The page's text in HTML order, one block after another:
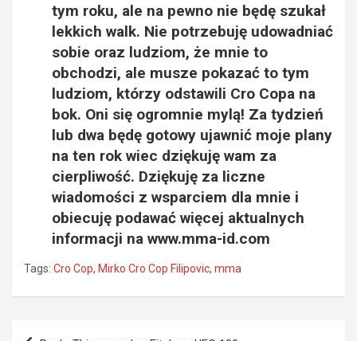
tym roku, ale na pewno nie będę szukał
lekkich walk. Nie potrzebuję udowadniać
sobie oraz ludziom, że mnie to
obchodzi, ale musze pokazać to tym
ludziom, którzy odstawili Cro Copa na
bok. Oni się ogromnie mylą! Za tydzień
lub dwa będę gotowy ujawnić moje plany
na ten rok wiec dziękuję wam za
cierpliwość. Dziękuję za liczne
wiadomości z wsparciem dla mnie i
obiecuję podawać więcej aktualnych
informacji na www.mma-id.com
Tags: Cro Cop, Mirko Cro Cop Filipovic, mma
Nawigacja